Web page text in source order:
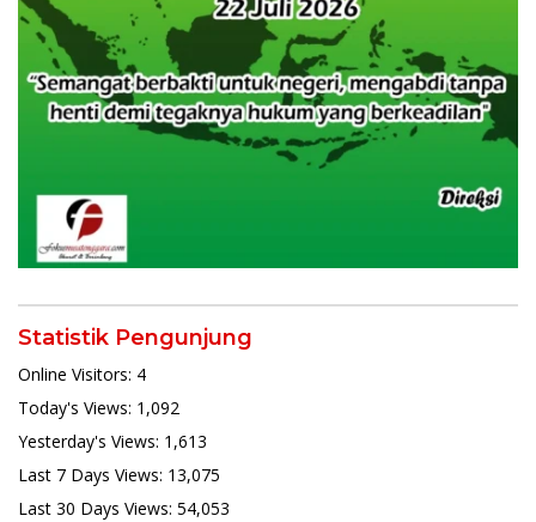
Statistik Pengunjung
Online Visitors: 4
Today's Views: 1,092
Yesterday's Views: 1,613
Last 7 Days Views: 13,075
Last 30 Days Views: 54,053